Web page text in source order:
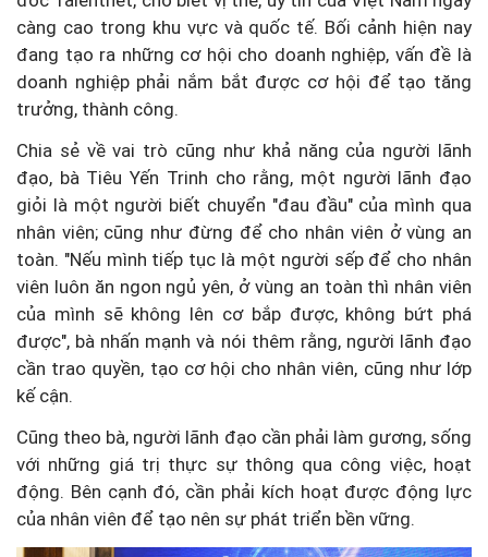
càng cao trong khu vực và quốc tế. Bối cảnh hiện nay
đang tạo ra những cơ hội cho doanh nghiệp, vấn đề là
doanh nghiệp phải nắm bắt được cơ hội để tạo tăng
trưởng, thành công.
Chia sẻ về vai trò cũng như khả năng của người lãnh
đạo, bà Tiêu Yến Trinh cho rằng, một người lãnh đạo
giỏi là một người biết chuyển "đau đầu" của mình qua
nhân viên; cũng như đừng để cho nhân viên ở vùng an
toàn. "Nếu mình tiếp tục là một người sếp để cho nhân
viên luôn ăn ngon ngủ yên, ở vùng an toàn thì nhân viên
của mình sẽ không lên cơ bắp được, không bứt phá
được", bà nhấn mạnh và nói thêm rằng, người lãnh đạo
cần trao quyền, tạo cơ hội cho nhân viên, cũng như lớp
kế cận.
Cũng theo bà, người lãnh đạo cần phải làm gương, sống
với những giá trị thực sự thông qua công việc, hoạt
động. Bên cạnh đó, cần phải kích hoạt được động lực
của nhân viên để tạo nên sự phát triển bền vững.